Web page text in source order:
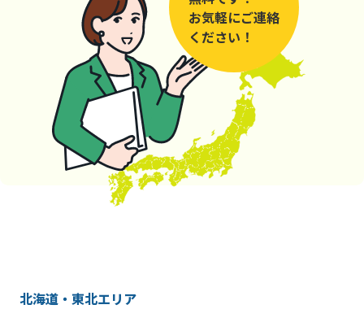
お気軽にご連絡
ください！
北海道・東北エリア